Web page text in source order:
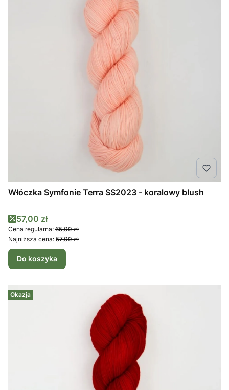
Włóczka Symfonie Terra SS2023 - koralowy blush
Cena promocyjna
57,00 zł
Cena regularna: 65,00 zł
Najniższa cena: 57,00 zł
Do koszyka
Okazja